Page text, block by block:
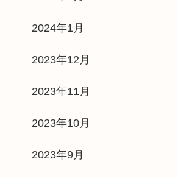
2024年1月
2023年12月
2023年11月
2023年10月
2023年9月